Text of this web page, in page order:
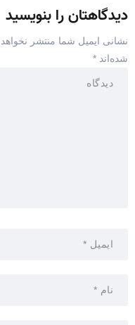
دیدگاهتان را بنویسید
نشانی ایمیل شما منتشر
شده‌اند *